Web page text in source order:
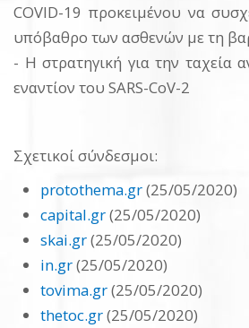
COVID-19 προκειμένου να
υπόβαθρο των ασθενών με τη
- Η στρατηγική για την ταχεία
εναντίον του SARS-CoV-2
Σχετικοί σύνδεσμοι:
protothema.gr(25/05/2020)
capital.gr(25/05/2020)
skai.gr(25/05/2020)
in.gr(25/05/2020)
tovima.gr(25/05/2020)
thetoc.gr(25/05/2020)